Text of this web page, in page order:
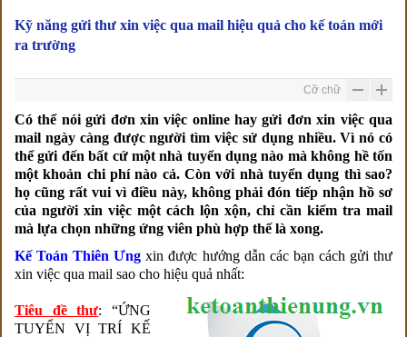
Kỹ năng gửi thư xin việc qua mail hiệu quả cho kế toán mới
ra trường
Cỡ chữ
Có thể nói gửi đơn xin việc online hay gửi đơn xin việc qua
mail ngày càng được người tìm việc sử dụng nhiều. Vì nó có
thể gửi đến bất cứ một nhà tuyển dụng nào mà không hề tốn
một khoản chi phí nào cả. Còn với nhà tuyển dụng thì sao?
họ cũng rất vui vì điều này, không phải đón tiếp nhận hồ sơ
của người xin việc một cách lộn xộn, chỉ cần kiểm tra mail
mà lựa chọn những ứng viên phù hợp thế là xong.
Kế Toán Thiên Ưng xin được hướng dẫn các bạn cách gửi thư
xin việc qua mail sao cho hiệu quả nhất:
Tiêu đề thư: “ỨNG
TUYỂN VỊ TRÍ KẾ